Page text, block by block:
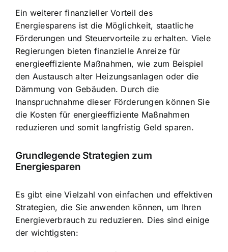
Ein weiterer finanzieller Vorteil des
Energiesparens ist die Möglichkeit, staatliche
Förderungen und Steuervorteile zu erhalten. Viele
Regierungen bieten finanzielle Anreize für
energieeffiziente Maßnahmen, wie zum Beispiel
den Austausch alter Heizungsanlagen oder die
Dämmung von Gebäuden. Durch die
Inanspruchnahme dieser Förderungen können Sie
die Kosten für energieeffiziente Maßnahmen
reduzieren und somit langfristig Geld sparen.
Grundlegende Strategien zum
Energiesparen
Es gibt eine Vielzahl von einfachen und effektiven
Strategien, die Sie anwenden können, um Ihren
Energieverbrauch zu reduzieren. Dies sind einige
der wichtigsten: